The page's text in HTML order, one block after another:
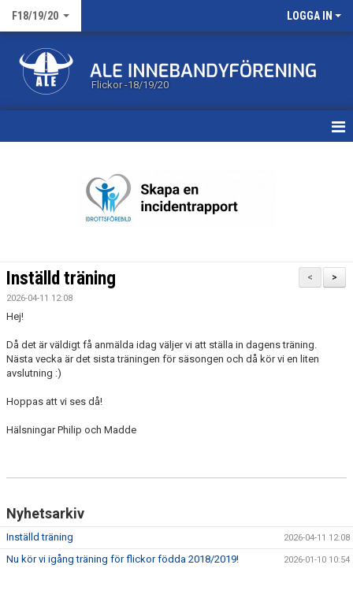
F18/19/20 LOGGA IN
Flickor -18/19/20
TRUPPEN
DOKUMENT
KONTAKT
>
<
Inställd träning
2026-04-11 12:08
Hej!
Då det är väldigt få anmälda idag väljer vi att ställa in dagens träning.
Nästa vecka är det sista träningen för säsongen och då kör vi en liten
avslutning :)
Hoppas att vi ses då!
Hälsningar Philip och Madde
Nyhetsarkiv
Inställd träning 2026-04-11 12:08
Nu kör vi igång träning för flickor födda 2018/2019! 2026-01-10 10:54